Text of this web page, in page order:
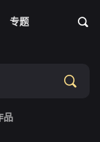
短剧大全 资
专题
品